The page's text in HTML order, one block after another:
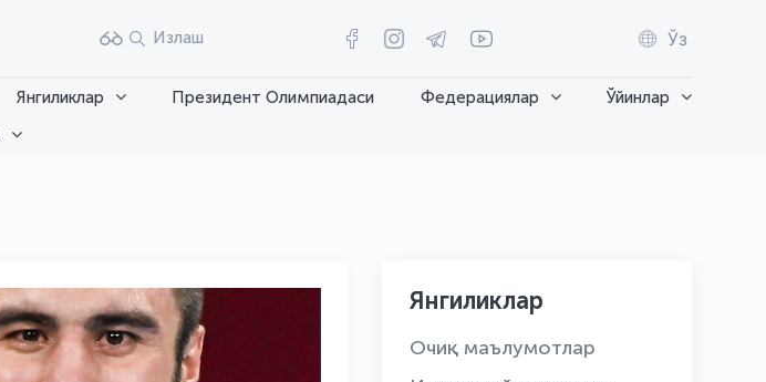
Излаш Ўз
Янгиликлар Президент Олимпиадаси Федерациялар
Ўйинлар
Янгиликлар
Очиқ маълумотлар